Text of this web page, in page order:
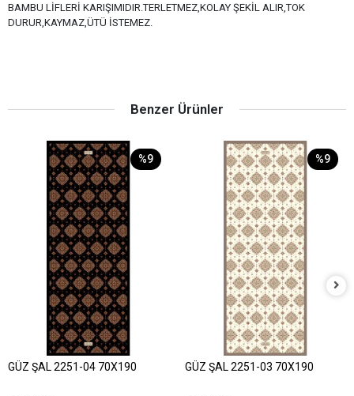
BAMBU LİFLERİ KARIŞIMIDIR.TERLETMEZ,KOLAY ŞEKİL ALIR,TOK
DURUR,KAYMAZ,ÜTÜ İSTEMEZ.
Benzer Ürünler
%9
GÜZ ŞAL 2251-04 70X190
%9
GÜZ ŞAL 2251-03 70X190